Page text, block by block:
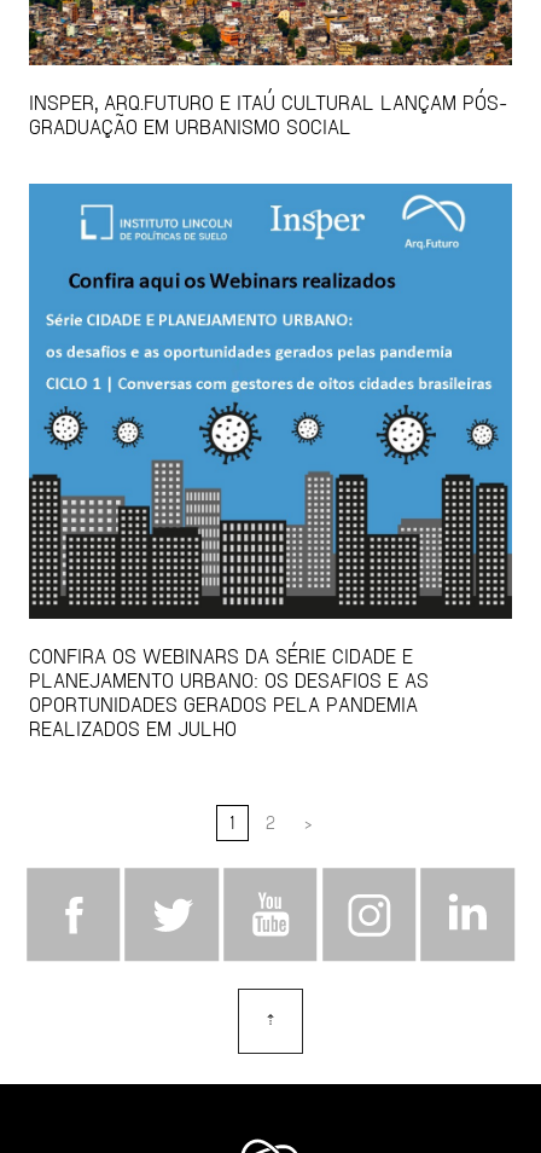
INSPER, ARQ.FUTURO E ITAÚ CULTURAL LANÇAM PÓS-
GRADUAÇÃO EM URBANISMO SOCIAL
CONFIRA OS WEBINARS DA SÉRIE CIDADE E
PLANEJAMENTO URBANO: OS DESAFIOS E AS
OPORTUNIDADES GERADOS PELA PANDEMIA
REALIZADOS EM JULHO
1 2 >
⇡